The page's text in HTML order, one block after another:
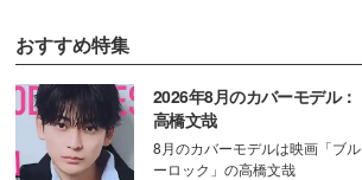
おすすめ特集
2026年8月のカバーモデル：
高橋文哉
8月のカバーモデルは映画「ブル
ーロック」の高橋文哉